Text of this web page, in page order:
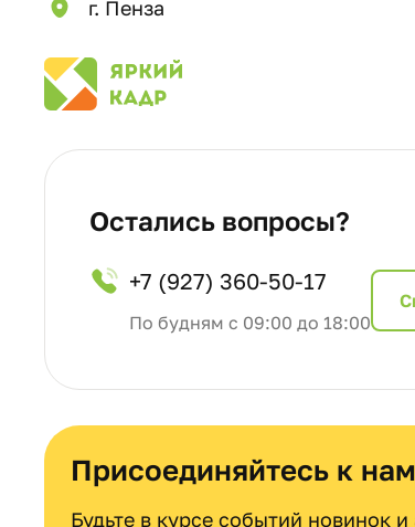
г. Пенза
Остались вопросы?
+7 (927) 360-50-17
По будням с 09:00 до 18:00
Присоединяйтесь к
Будьте в курсе событий новинок